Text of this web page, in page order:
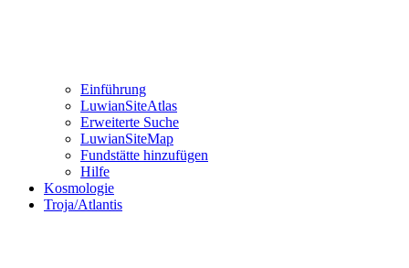
Einführung
LuwianSiteAtlas
Erweiterte Suche
LuwianSiteMap
Fundstätte hinzufügen
Hilfe
Kosmologie
Troja/Atlantis